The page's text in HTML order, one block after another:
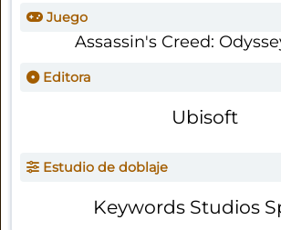
Juego
Assassin's Creed:
Editora
Ubisoft
Estudio de doblaje
Keywords Studios